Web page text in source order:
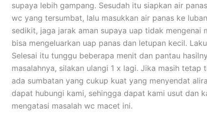
supaya lebih gampang. Sesudah itu siapkan air
wc yang tersumbat, lalu masukkan air panas ke
sedikit, jaga jarak aman supaya uap tidak mengenai
bisa mengeluarkan uap panas dan letupan kecil.
Selesai itu tunggu beberapa menit dan pantau
masalahnya, silakan ulangi 1 x lagi. Jika masih tetap
ada sumbatan yang cukup kuat yang menyendat
dapat hubungi kami, sehingga dapat kami usut dan
mengatasi masalah wc macet ini.